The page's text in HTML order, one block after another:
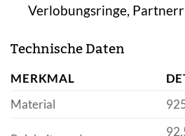
Verlobungsringe,
Technische Daten
MERKMAL
Material